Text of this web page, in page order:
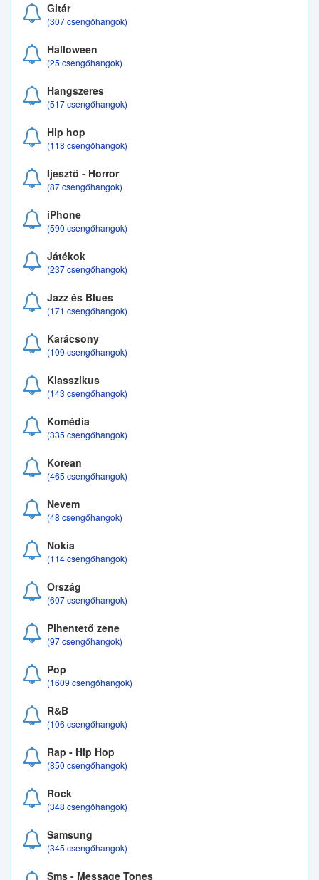
Gitár
(307 csengőhangok)
Halloween
(25 csengőhangok)
Hangszeres
(517 csengőhangok)
Hip hop
(118 csengőhangok)
Ijesztő - Horror
(87 csengőhangok)
iPhone
(590 csengőhangok)
Játékok
(237 csengőhangok)
Jazz és Blues
(171 csengőhangok)
Karácsony
(109 csengőhangok)
Klasszikus
(143 csengőhangok)
Komédia
(335 csengőhangok)
Korean
(465 csengőhangok)
Nevem
(48 csengőhangok)
Nokia
(114 csengőhangok)
Ország
(607 csengőhangok)
Pihentető zene
(97 csengőhangok)
Pop
(1609 csengőhangok)
R&B
(106 csengőhangok)
Rap - Hip Hop
(850 csengőhangok)
Rock
(348 csengőhangok)
Samsung
(345 csengőhangok)
Sms - Message Tones